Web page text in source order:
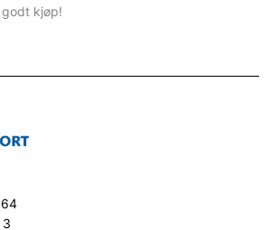
kjøp!
3